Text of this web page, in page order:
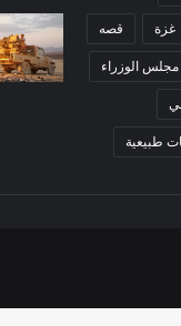
غزة قصه
مجلس الوزراء
طبيعية